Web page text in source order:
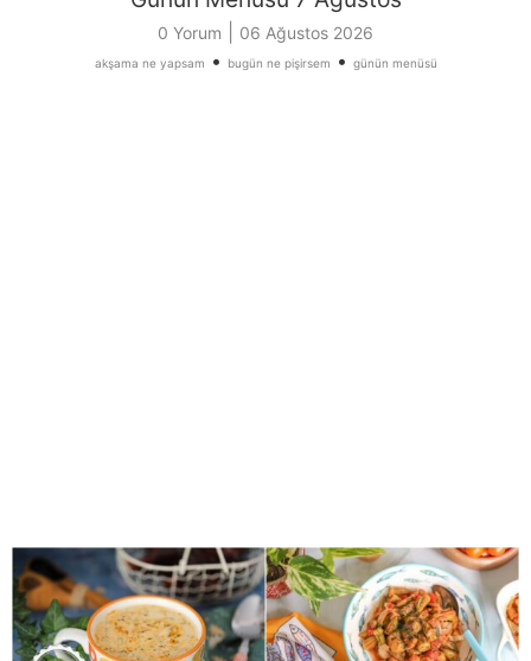
0 Yorum 06 Ağustos 2026
akşama ne yapsam • bugün ne pişirsem • günün menüsü